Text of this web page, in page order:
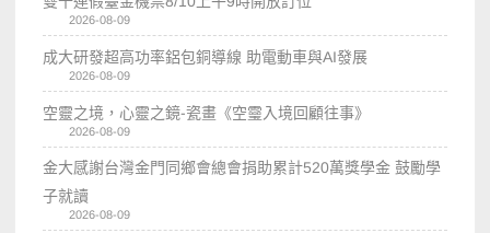
2026-08-09
成大研發超高功率鋁包銅導線 助電動車與AI發展
2026-08-09
空靈之境，心靈之鏡-瓷畫《空𩆜入境回顧往事》
2026-08-09
金大感謝台灣金門同鄉會總會捐助累計520萬獎學金 鼓勵學
子就讀
2026-08-09